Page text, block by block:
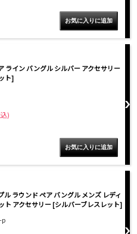
ライン バングル シルバー アクセサリー
ト]
)
ル ラウンド ペア バングル メンズ レディ
ト アクセサリー [シルバーブレスレット]
p